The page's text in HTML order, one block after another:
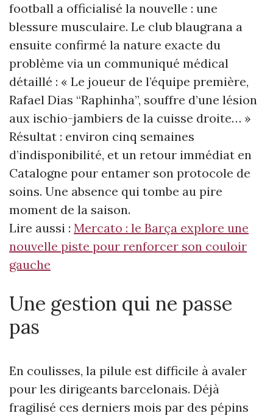
football a officialisé la nouvelle : une
blessure musculaire. Le club blaugrana a
ensuite confirmé la nature exacte du
problème via un communiqué médical
détaillé : « Le joueur de l’équipe première,
Rafael Dias “Raphinha”, souffre d’une lésion
aux ischio-jambiers de la cuisse droite… »
Résultat : environ cinq semaines
d’indisponibilité, et un retour immédiat en
Catalogne pour entamer son protocole de
soins. Une absence qui tombe au pire
moment de la saison.
Lire aussi : Mercato : le Barça explore une
nouvelle piste pour renforcer son couloir
gauche
Une gestion qui ne passe
pas
En coulisses, la pilule est difficile à avaler
pour les dirigeants barcelonais. Déjà
fragilisé ces derniers mois par des pépins